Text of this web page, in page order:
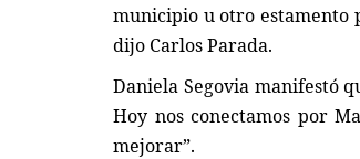
municipio u otro estamento
dijo Carlos Parada.
Daniela Segovia manifestó
Hoy nos conectamos por
mejorar”.
solicitan datos
El fenómeno delictual será
en la Comisión de